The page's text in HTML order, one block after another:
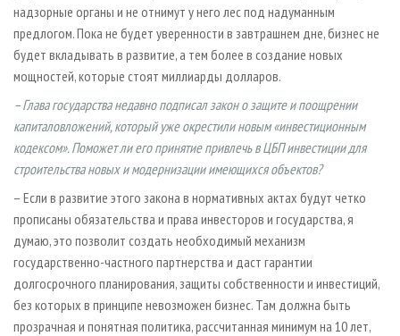
надзорные органы и не отнимут у него лес под надуманным
предлогом. Пока не будет уверенности в завтрашнем дне, бизнес не
будет вкладывать в развитие, а тем более в создание новых
мощностей, которые стоят миллиарды долларов.
– Глава государства недавно подписал закон о защите и поощрении
капиталовложений, который уже окрестили новым «инвестиционным
кодексом». Поможет ли его принятие привлечь в ЦБП инвестиции для
строительства новых и модернизации имеющихся объектов?
– Если в развитие этого закона в нормативных актах будут четко
прописаны обязательства и права инвесторов и государства, я
думаю, это позволит создать необходимый механизм
государственно-частного партнерства и даст гарантии
долгосрочного планирования, защиты собственности и инвестиций,
без которых в принципе невозможен бизнес. Там должна быть
прозрачная и понятная политика, рассчитанная минимум на 10 лет,